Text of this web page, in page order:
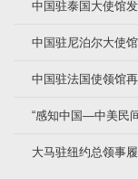
中国驻泰国大使馆
中国驻尼泊尔大使
中国驻法国使领馆
“感知中国—中美民
大马驻纽约总领事